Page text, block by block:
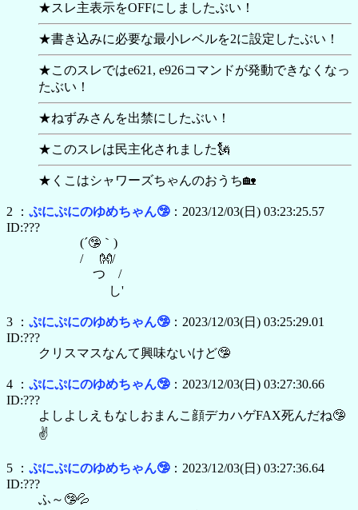
★スレ主表示をOFFにしましたぶい！
★書き込みに必要な最小レベルを2に設定したぶい！
★このスレではe621, e926コマンドが発動できなくなっ
たぶい！
★ねずみさんを出禁にしたぶい！
★このスレは民主化されました🗽
★くこはシャワーズちゃんのおうち🏡
2 ： ぷにぷにのゆめちゃん🤥：2023/12/03(日) 03:23:25.57
ID:???
(´🤥｀)
/ 👐/
ゝつ /
し'
3 ： ぷにぷにのゆめちゃん🤥：2023/12/03(日) 03:25:29.01
ID:???
クリスマスなんて興味ないけど🤥
4 ： ぷにぷにのゆめちゃん🤥：2023/12/03(日) 03:27:30.66
ID:???
よしよしえもなしおまんこ顔デカハゲFAX死んだね🤥
✌
5 ： ぷにぷにのゆめちゃん🤥：2023/12/03(日) 03:27:36.64
ID:???
ふ～🤥💦